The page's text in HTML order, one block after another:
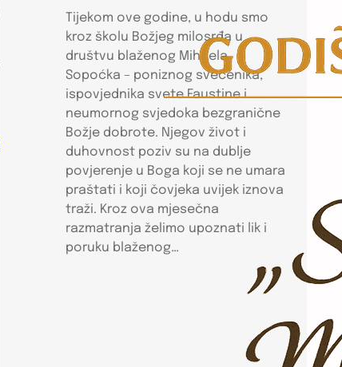
Tijekom ove godine, u hodu smo
kroz školu Božjeg milosrđa u
društvu blaženog Mihaela
Sopoćka – poniznog svećenika,
ispovjednika svete Faustine i
neumornog svjedoka bezgranične
Božje dobrote. Njegov život i
duhovnost poziv su na dublje
povjerenje u Boga koji se ne umara
praštati i koji čovjeka uvijek iznova
traži. Kroz ova mjesečna
razmatranja želimo upoznati lik i
poruku blaženog…